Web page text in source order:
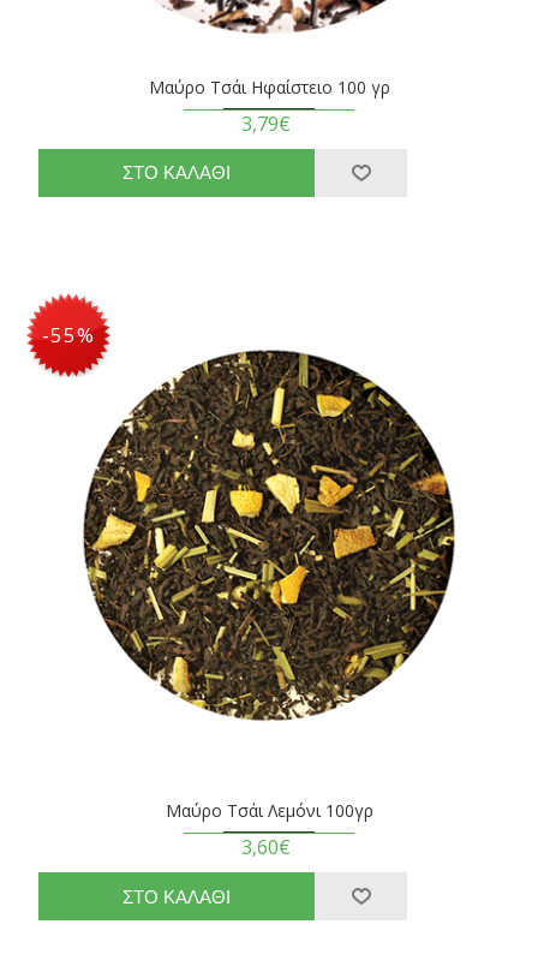
Μαύρο Τσάι Ηφαίστειο 100 γρ
3,79€
-55%
Μαύρο Τσάι Λεμόνι 100γρ
3,60€